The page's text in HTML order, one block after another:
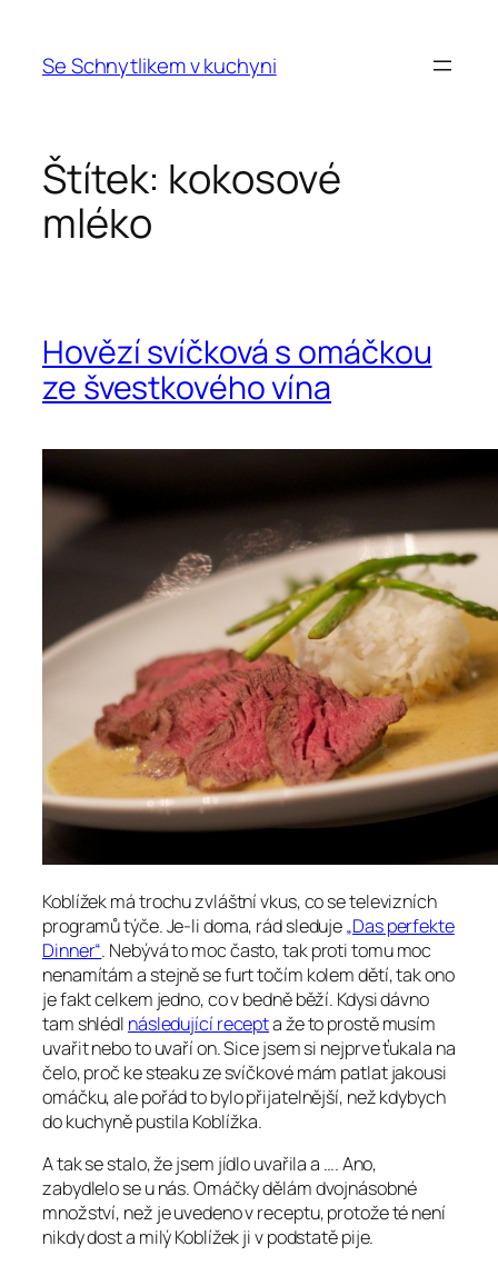
obsahSe Schnytlikem v kuchyni
Štítek: kokosové
mléko
Hovězí svíčková s omáčkou
ze švestkového vína
Koblížek má trochu zvláštní vkus, co se televizních
programů týče. Je-li doma, rád sleduje„Das perfekte
Dinner“. Nebývá to moc často, tak proti tomu moc
nenamítám a stejně se furt točím kolem dětí, tak ono
je fakt celkem jedno, co v bedně běží. Kdysi dávno
tam shlédl následující recepta že to prostě musím
uvařit nebo to uvaří on. Sice jsem si nejprve ťukala na
čelo, proč ke steaku ze svíčkové mám patlat jakousi
omáčku, ale pořád to bylo přijatelnější, než kdybych
do kuchyně pustila Koblížka.
A tak se stalo, že jsem jídlo uvařila a …. Ano,
zabydlelo se u nás. Omáčky dělám dvojnásobné
množství, než je uvedeno v receptu, protože té není
nikdy dost a milý Koblížek ji v podstatě pije.